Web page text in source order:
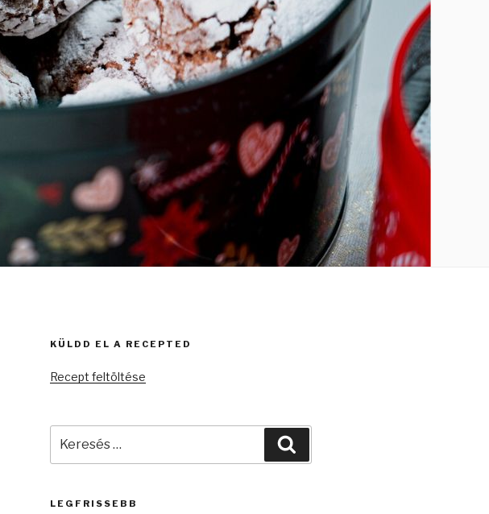
KÜLDD EL A RECEPTED
Recept feltöltése
következő
LEGFRISSEBB